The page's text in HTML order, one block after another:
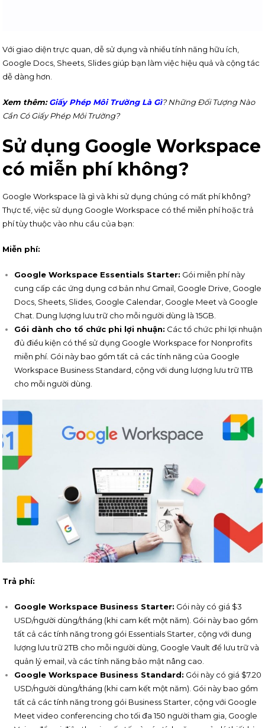
Với giao diện trực quan, dễ sử dụng và nhiều tính năng hữu ích,
Google Docs, Sheets, Slides giúp bạn làm việc hiệu quả và cộng tác
dễ dàng hơn.
Xem thêm: Giấy Phép Môi Trường Là Gì? Những Đối Tượng Nào
Cần Có Giấy Phép Môi Trường?
Sử dụng Google Workspace
có miễn phí không?
Google Workspace là gì và khi sử dụng chúng có mất phí không?
Thực tế, việc sử dụng Google Workspace có thể miễn phí hoặc trả
phí tùy thuộc vào nhu cầu của bạn:
Miễn phí:
Google Workspace Essentials Starter: Gói miễn phí này
cung cấp các ứng dụng cơ bản như Gmail, Google Drive, Google
Docs, Sheets, Slides, Google Calendar, Google Meet và Google
Chat. Dung lượng lưu trữ cho mỗi người dùng là 15GB.
Gói dành cho tổ chức phi lợi nhuận: Các tổ chức phi lợi nhuận
đủ điều kiện có thể sử dụng Google Workspace for Nonprofits
miễn phí. Gói này bao gồm tất cả các tính năng của Google
Workspace Business Standard, cộng với dung lượng lưu trữ 1TB
cho mỗi người dùng.
Trả phí:
Google Workspace Business Starter: Gói này có giá $3
USD/người dùng/tháng (khi cam kết một năm). Gói này bao gồm
tất cả các tính năng trong gói Essentials Starter, cộng với dung
lượng lưu trữ 2TB cho mỗi người dùng, Google Vault để lưu trữ và
quản lý email, và các tính năng bảo mật nâng cao.
Google Workspace Business Standard: Gói này có giá $7.20
USD/người dùng/tháng (khi cam kết một năm). Gói này bao gồm
tất cả các tính năng trong gói Business Starter, cộng với Google
Meet video conferencing cho tối đa 150 người tham gia, Google